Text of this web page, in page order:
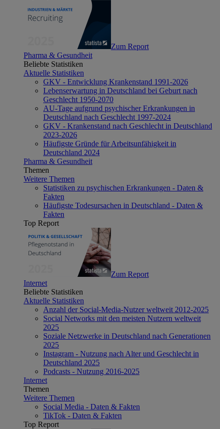
Zum Report
Pharma & Gesundheit
Beliebte Statistiken
Aktuelle Statistiken
GKV - Entwicklung Krankenstand 1991-2026
Lebenserwartung in Deutschland bei Geburt nach
Geschlecht 1950-2070
AU-Tage aufgrund psychischer Erkrankungen in
Deutschland nach Geschlecht 1997-2024
GKV - Krankenstand nach Geschlecht in Deutschland
2023-2026
Häufigste Gründe für Arbeitsunfähigkeit in
Deutschland 2024
Pharma & Gesundheit
Themen
Weitere Themen
Statistiken zu psychischen Erkrankungen - Daten &
Fakten
Häufigste Todesursachen in Deutschland - Daten &
Fakten
Top Report
Zum Report
Internet
Beliebte Statistiken
Aktuelle Statistiken
Anzahl der Social-Media-Nutzer weltweit 2012-2025
Social Networks mit den meisten Nutzern weltweit
2025
Soziale Netzwerke in Deutschland nach Generationen
2025
Instagram - Nutzung nach Alter und Geschlecht in
Deutschland 2025
Podcasts - Nutzung 2016-2025
Internet
Themen
Weitere Themen
Social Media - Daten & Fakten
TikTok - Daten & Fakten
Top Report